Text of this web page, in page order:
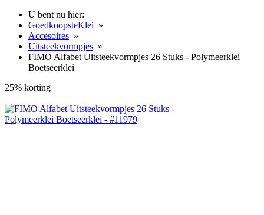
U bent nu hier:
GoedkoopsteKlei »
Accesoires »
Uitsteekvormpjes »
FIMO Alfabet Uitsteekvormpjes 26 Stuks - Polymeerklei
Boetseerklei
25% korting